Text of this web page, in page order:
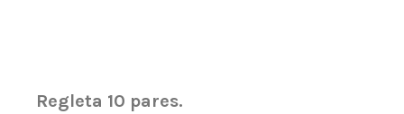
Regleta 10 pares.